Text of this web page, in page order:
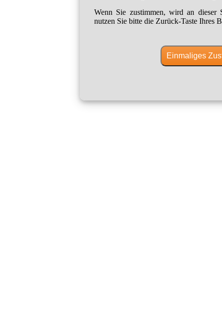
Wenn Sie zustimmen, wird an dieser
nutzen Sie bitte die Zurück-Taste Ihres
Einmaliges